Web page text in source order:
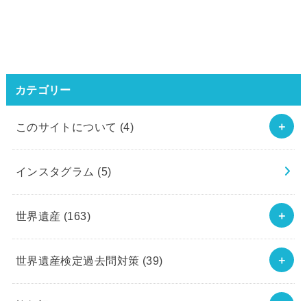
カテゴリー
このサイトについて (4)
インスタグラム (5)
世界遺産 (163)
世界遺産検定過去問対策 (39)